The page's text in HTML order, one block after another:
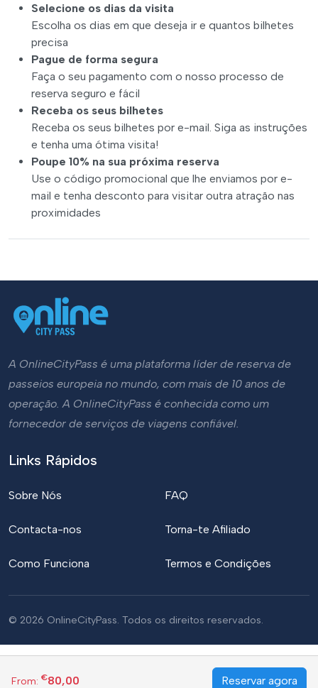
Selecione os dias da visita
Escolha os dias em que deseja ir e quantos bilhetes
precisa
Pague de forma segura
Faça o seu pagamento com o nosso processo de
reserva seguro e fácil
Receba os seus bilhetes
Receba os seus bilhetes por e-mail. Siga as instruções
e tenha uma ótima visita!
Poupe 10% na sua próxima reserva
Use o código promocional que lhe enviamos por e-
mail e tenha desconto para visitar outra atração nas
proximidades
From: €80,00 Reservar agora
A OnlineCityPass é uma plataforma líder de reserva de
passeios europeia no mundo, com mais de 10 anos de
operação. A OnlineCityPass é conhecida como um
fornecedor de serviços de viagens confiável.
Links Rápidos
Sobre Nós
Contacta-nos
Como Funciona
FAQ
Torna-te Afiliado
Termos e Condições
© 2026 OnlineCityPass. Todos os direitos reservados.